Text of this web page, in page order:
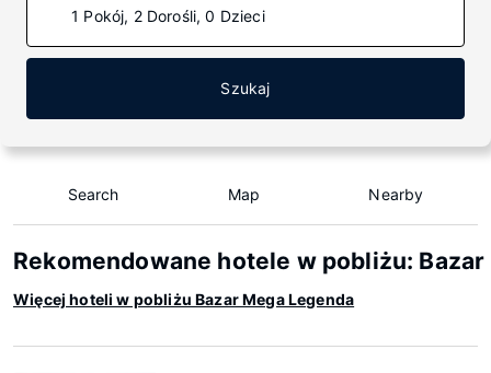
1 Pokój, 2 Dorośli, 0 Dzieci
Szukaj
Search Map Nearby
Rekomendowane hotele w pobliżu: Bazar
Więcej hoteli w pobliżu Bazar Mega Legenda